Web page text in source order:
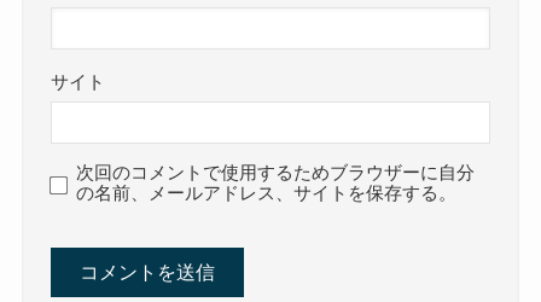
サイト
次回のコメントで使用するためブラウザーに自分
の名前、メールアドレス、サイトを保存する。